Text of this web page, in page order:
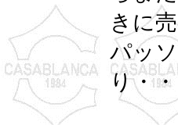
きに
パッ
り・